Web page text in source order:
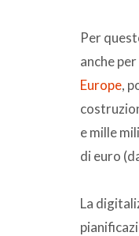
Per
anche
Europe,
e mille
di euro
La